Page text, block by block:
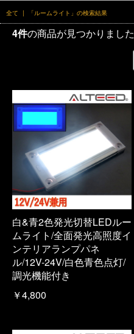
全て | 「ルームライト」の検索結果
4件の商品が見つかりました
白&青2色発光切替LEDルー
ムライト/全面発光高照度イ
ンテリアランプパネ
ル/12V-24V/白色青色点灯/
調光機能付き
￥4,800